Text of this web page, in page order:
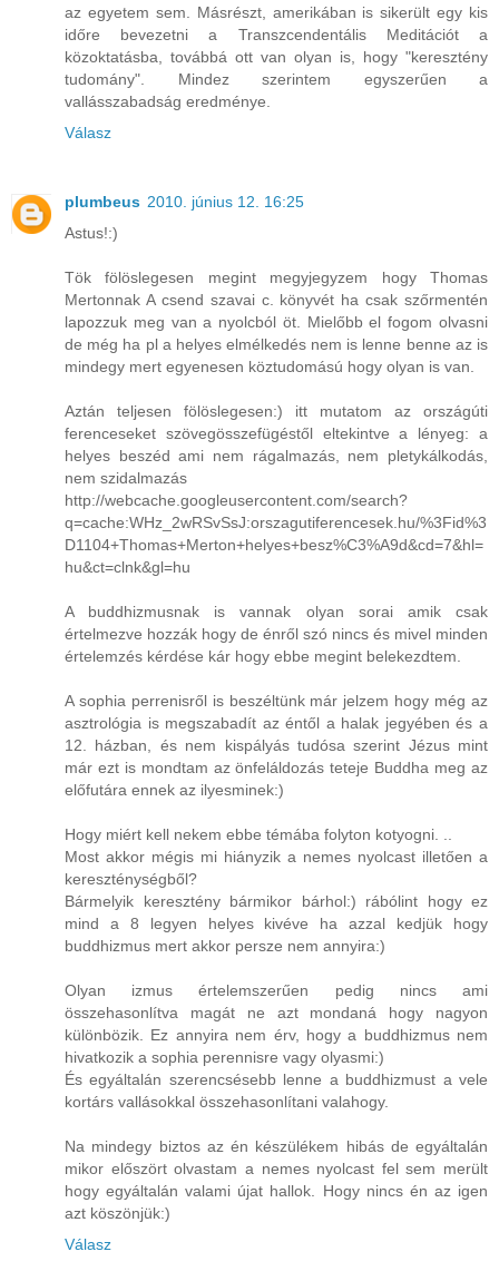
az egyetem sem. Másrészt, amerikában is sikerült egy kis
időre bevezetni a Transzcendentális Meditációt a
közoktatásba, továbbá ott van olyan is, hogy "keresztény
tudomány". Mindez szerintem egyszerűen a
vallásszabadság eredménye.
Válasz
plumbeus 2010. június 12. 16:25
Astus!:)
Tök fölöslegesen megint megyjegyzem hogy Thomas
Mertonnak A csend szavai c. könyvét ha csak szőrmentén
lapozzuk meg van a nyolcból öt. Mielőbb el fogom olvasni
de még ha pl a helyes elmélkedés nem is lenne benne az is
mindegy mert egyenesen köztudomású hogy olyan is van.
Aztán teljesen fölöslegesen:) itt mutatom az országúti
ferenceseket szövegösszefügéstől eltekintve a lényeg: a
helyes beszéd ami nem rágalmazás, nem pletykálkodás,
nem szidalmazás
http://webcache.googleusercontent.com/search?
q=cache:WHz_2wRSvSsJ:orszagutiferencesek.hu/%3Fid%3
D1104+Thomas+Merton+helyes+besz%C3%A9d&cd=7&hl=
hu&ct=clnk&gl=hu
A buddhizmusnak is vannak olyan sorai amik csak
értelmezve hozzák hogy de énről szó nincs és mivel minden
értelemzés kérdése kár hogy ebbe megint belekezdtem.
A sophia perrenisről is beszéltünk már jelzem hogy még az
asztrológia is megszabadít az éntől a halak jegyében és a
12. házban, és nem kispályás tudósa szerint Jézus mint
már ezt is mondtam az önfeláldozás teteje Buddha meg az
előfutára ennek az ilyesminek:)
Hogy miért kell nekem ebbe témába folyton kotyogni. ..
Most akkor mégis mi hiányzik a nemes nyolcast illetően a
kereszténységből?
Bármelyik keresztény bármikor bárhol:) rábólint hogy ez
mind a 8 legyen helyes kivéve ha azzal kedjük hogy
buddhizmus mert akkor persze nem annyira:)
Olyan izmus értelemszerűen pedig nincs ami
összehasonlítva magát ne azt mondaná hogy nagyon
különbözik. Ez annyira nem érv, hogy a buddhizmus nem
hivatkozik a sophia perennisre vagy olyasmi:)
És egyáltalán szerencsésebb lenne a buddhizmust a vele
kortárs vallásokkal összehasonlítani valahogy.
Na mindegy biztos az én készülékem hibás de egyáltalán
mikor előszört olvastam a nemes nyolcast fel sem merült
hogy egyáltalán valami újat hallok. Hogy nincs én az igen
azt köszönjük:)
Válasz